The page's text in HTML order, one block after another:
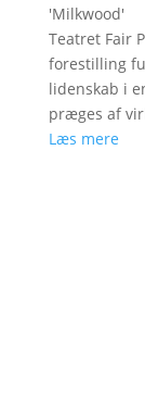
'Milkwood'
Teatret Fair
forestilling
lidenskab i
præges af
Læs mere